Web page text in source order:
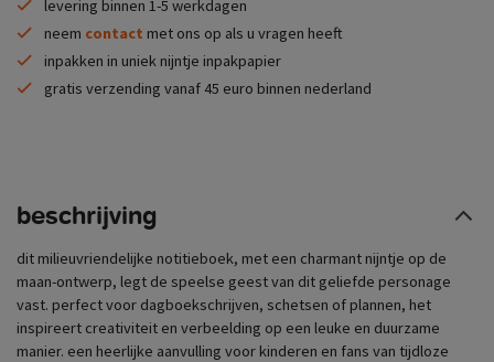
levering binnen 1-5 werkdagen
neem contact met ons op als u vragen heeft
inpakken in uniek nijntje inpakpapier
gratis verzending vanaf 45 euro binnen nederland
beschrijving
dit milieuvriendelijke notitieboek, met een charmant nijntje op de
maan-ontwerp, legt de speelse geest van dit geliefde personage
vast. perfect voor dagboekschrijven, schetsen of plannen, het
inspireert creativiteit en verbeelding op een leuke en duurzame
manier. een heerlijke aanvulling voor kinderen en fans van tijdloze